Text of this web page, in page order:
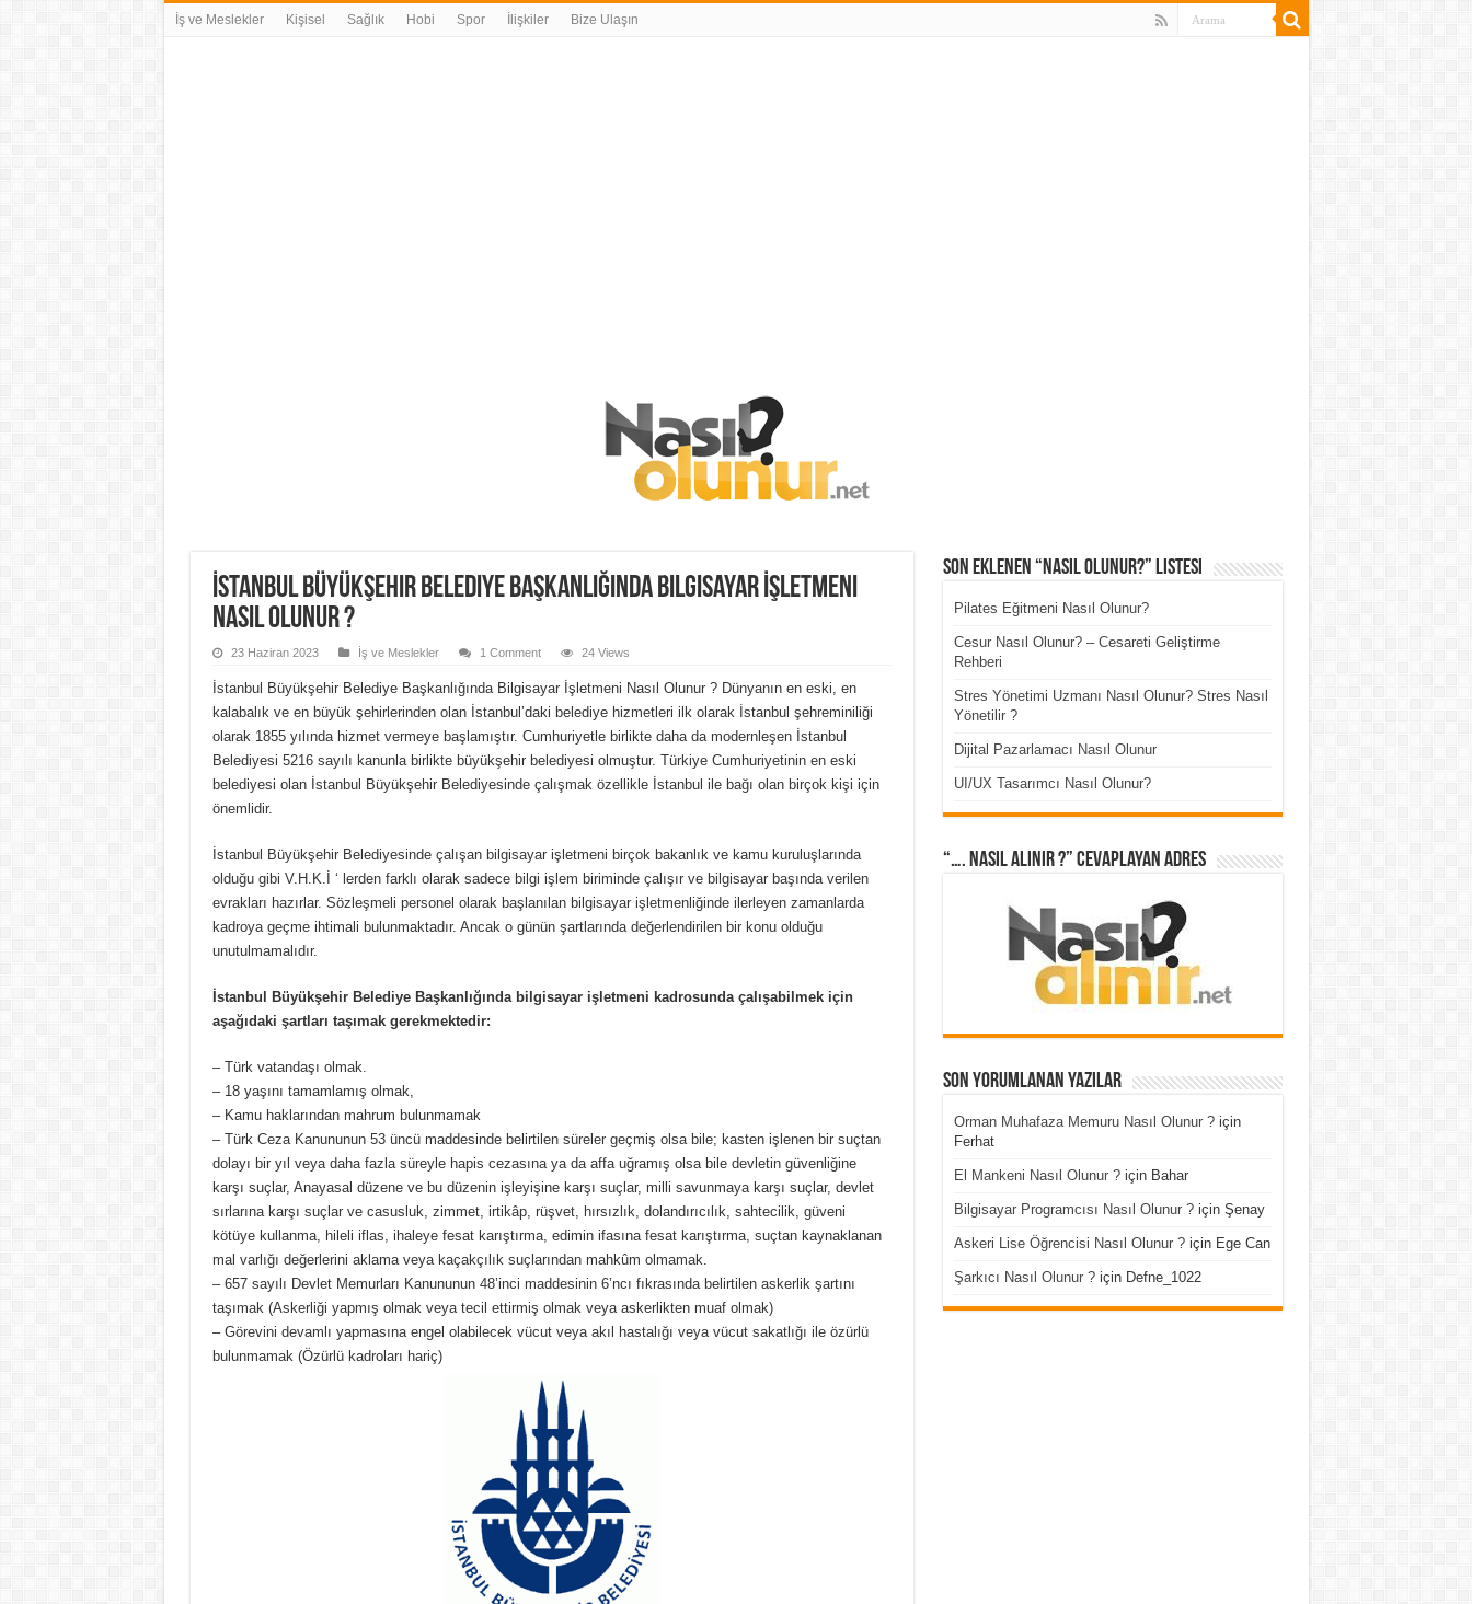
İş ve Meslekler Kişisel Sağlık Hobi Spor İlişkiler Bize Ulaşın
İstanbul Büyükşehir Belediye Başkanlığında Bilgisayar İşletmeni
Nasıl Olunur ?
23 Haziran 2023 İş ve Meslekler 1 Comment 24 Views
İstanbul Büyükşehir Belediye Başkanlığında Bilgisayar İşletmeni Nasıl Olunur ? Dünyanın en eski, en
kalabalık ve en büyük şehirlerinden olan İstanbul’daki belediye hizmetleri ilk olarak İstanbul şehreminiliği
olarak 1855 yılında hizmet vermeye başlamıştır. Cumhuriyetle birlikte daha da modernleşen İstanbul
Belediyesi 5216 sayılı kanunla birlikte büyükşehir belediyesi olmuştur. Türkiye Cumhuriyetinin en eski
belediyesi olan İstanbul Büyükşehir Belediyesinde çalışmak özellikle İstanbul ile bağı olan birçok kişi için
önemlidir.
İstanbul Büyükşehir Belediyesinde çalışan bilgisayar işletmeni birçok bakanlık ve kamu kuruluşlarında
olduğu gibi V.H.K.İ ‘ lerden farklı olarak sadece bilgi işlem biriminde çalışır ve bilgisayar başında verilen
evrakları hazırlar. Sözleşmeli personel olarak başlanılan bilgisayar işletmenliğinde ilerleyen zamanlarda
kadroya geçme ihtimali bulunmaktadır. Ancak o günün şartlarında değerlendirilen bir konu olduğu
unutulmamalıdır.
İstanbul Büyükşehir Belediye Başkanlığında bilgisayar işletmeni kadrosunda çalışabilmek için
aşağıdaki şartları taşımak gerekmektedir:
– Türk vatandaşı olmak.
– 18 yaşını tamamlamış olmak,
– Kamu haklarından mahrum bulunmamak
– Türk Ceza Kanununun 53 üncü maddesinde belirtilen süreler geçmiş olsa bile; kasten işlenen bir suçtan
dolayı bir yıl veya daha fazla süreyle hapis cezasına ya da affa uğramış olsa bile devletin güvenliğine
karşı suçlar, Anayasal düzene ve bu düzenin işleyişine karşı suçlar, milli savunmaya karşı suçlar, devlet
sırlarına karşı suçlar ve casusluk, zimmet, irtikâp, rüşvet, hırsızlık, dolandırıcılık, sahtecilik, güveni
kötüye kullanma, hileli iflas, ihaleye fesat karıştırma, edimin ifasına fesat karıştırma, suçtan kaynaklanan
mal varlığı değerlerini aklama veya kaçakçılık suçlarından mahkûm olmamak.
– 657 sayılı Devlet Memurları Kanununun 48’inci maddesinin 6’ncı fıkrasında belirtilen askerlik şartını
taşımak (Askerliği yapmış olmak veya tecil ettirmiş olmak veya askerlikten muaf olmak)
– Görevini devamlı yapmasına engel olabilecek vücut veya akıl hastalığı veya vücut sakatlığı ile özürlü
bulunmamak (Özürlü kadroları hariç)
Son Eklenen “Nasıl Olunur?” Listesi
Pilates Eğitmeni Nasıl Olunur?
Cesur Nasıl Olunur? – Cesareti Geliştirme
Rehberi
Stres Yönetimi Uzmanı Nasıl Olunur? Stres Nasıl
Yönetilir ?
Dijital Pazarlamacı Nasıl Olunur
UI/UX Tasarımcı Nasıl Olunur?
“…. Nasıl Alınır ?” cevaplayan adres
Son Yorumlanan Yazılar
Orman Muhafaza Memuru Nasıl Olunur ?için
Ferhat
El Mankeni Nasıl Olunur ?için Bahar
Bilgisayar Programcısı Nasıl Olunur ?için Şenay
Askeri Lise Öğrencisi Nasıl Olunur ?için Ege Can
Şarkıcı Nasıl Olunur ?için Defne_1022